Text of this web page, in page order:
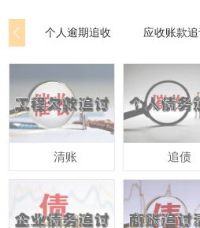
个人逾期追收 应收账款
清账 追债